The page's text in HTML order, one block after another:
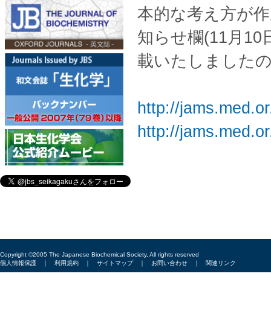
本的な考え方が
知らせ欄(11月10
載いたしました
http://
http://
Copyright ©2005 The Japanese Biochemical Society, All rights reserved
個人情報保護 ｜ 利用規約 ｜ サイトマップ｜ お問い合わせ ｜ 関連リンク